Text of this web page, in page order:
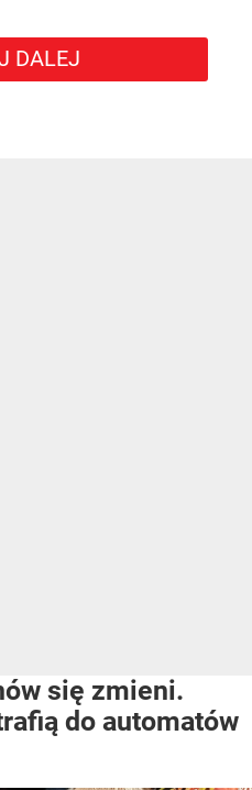
DALEJ
się zmieni.
do automatów